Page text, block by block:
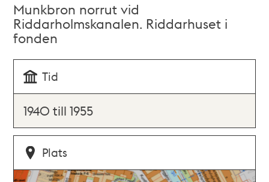
Munkbron norrut vid
Riddarholmskanalen. Riddarhuset i
fonden
Tid
1940 till 1955
Plats